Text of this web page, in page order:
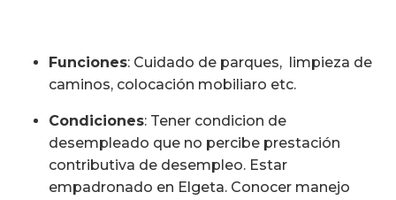
Funciones: Cuidado de parques, limpieza de
caminos, colocación mobiliaro etc.
Condiciones: Tener condicion de
desempleado que no percibe prestación
contributiva de desempleo. Estar
empadronado en Elgeta. Conocer manejo